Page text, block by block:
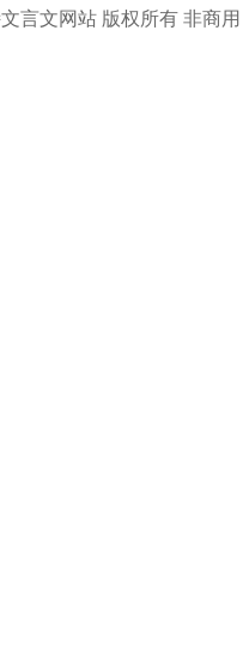
言文网站 版权所有 非商用